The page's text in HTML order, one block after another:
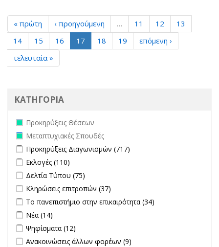
« πρώτη ‹ προηγούμενη … 11 12
13
14
15 16 17 18 19
επόμενη ›
τελευταία »
ΚΑΤΗΓΟΡΙΑ
Remove Προκηρύξεις Θέσεων filter
Προκηρύξεις Θέσεων
Remove Μεταπτυχιακές Σπουδές filter
Μεταπτυχιακές Σπουδές
Apply Προκηρύξεις Διαγωνισμών filter
Προκηρύξεις Διαγωνισμών (717)
Apply Εκλογές filter
Εκλογές (110)
Apply Δελτία Τύπου filter
Δελτία Τύπου (75)
Apply Κληρώσεις επιτροπών filter
Κληρώσεις επιτροπών (37)
Apply Το πανεπιστήμιο στην επικαιρότητα filter
Το πανεπιστήμιο στην επικαιρότητα (34)
Apply Νέα filter
Νέα (14)
Apply Ψηφίσματα filter
Ψηφίσματα (12)
Apply Ανακοινώσεις άλλων φορέων filter
Ανακοινώσεις άλλων φορέων (9)